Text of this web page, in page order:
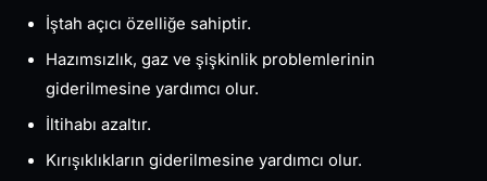
İştah açıcı özelliğe sahiptir.
Hazımsızlık, gaz ve şişkinlik problemlerinin
giderilmesine yardımcı olur.
İltihabı azaltır.
Kırışıklıkların giderilmesine yardımcı olur.